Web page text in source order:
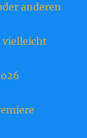
anderen
vielleicht